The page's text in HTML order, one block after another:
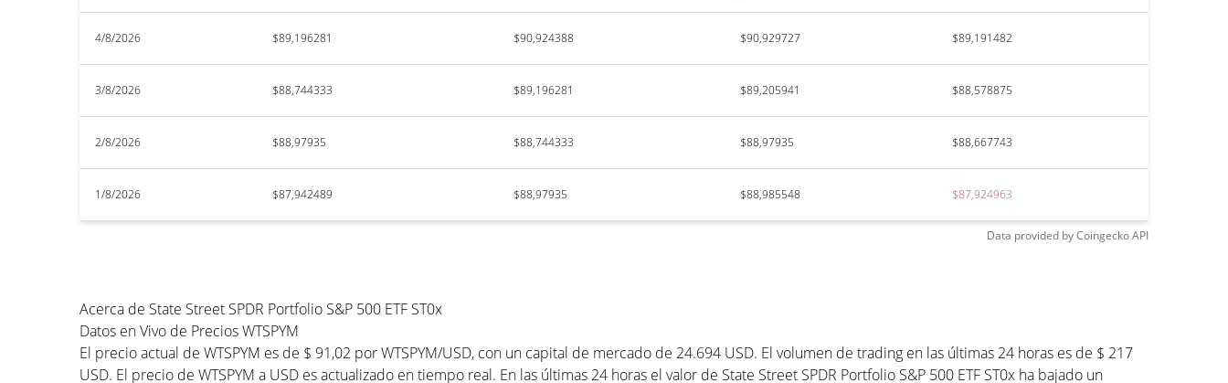
4/8/2026 $89,196281 $90,924388 $90,929727 $89,191482
3/8/2026 $88,744333 $89,196281 $89,205941 $88,578875
2/8/2026 $88,97935 $88,744333 $88,97935 $88,667743
1/8/2026 $87,942489 $88,97935 $88,985548 $87,924963
Data provided byCoingeckoAPI
Acerca de State Street SPDR Portfolio S&P 500 ETF ST0x
Datos en Vivo de Precios WTSPYM
El precio actual de WTSPYM es de $ 91,02 por WTSPYM/USD, con un capital de mercado de 24.694 USD. El volumen de trading en las últimas 24 horas es de $ 217
USD. El precio de WTSPYM a USD es actualizado en tiempo real. En las últimas 24 horas el valor de State Street SPDR Portfolio S&P 500 ETF ST0x ha bajado un